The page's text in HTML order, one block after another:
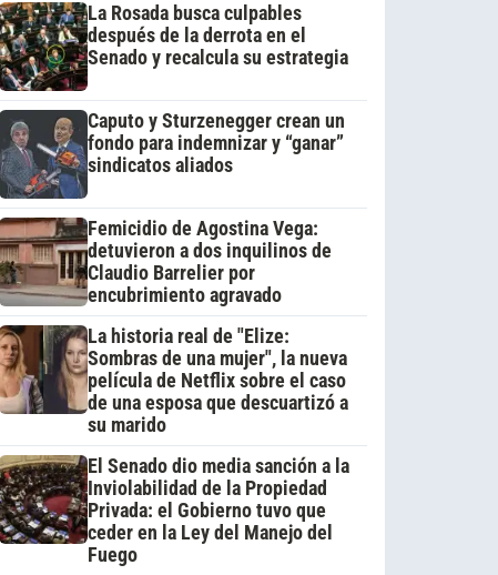
La Rosada busca culpables
después de la derrota en el
Senado y recalcula su estrategia
Caputo y Sturzenegger crean un
fondo para indemnizar y “ganar”
sindicatos aliados
Femicidio de Agostina Vega:
detuvieron a dos inquilinos de
Claudio Barrelier por
encubrimiento agravado
La historia real de "Elize:
Sombras de una mujer", la nueva
película de Netflix sobre el caso
de una esposa que descuartizó a
su marido
El Senado dio media sanción a la
Inviolabilidad de la Propiedad
Privada: el Gobierno tuvo que
ceder en la Ley del Manejo del
Fuego